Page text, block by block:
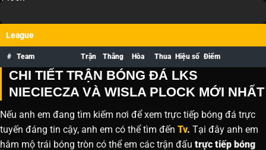
League
# Team Trận Thắng Hòa Thua Hiệu số Điểm
CHI TIẾT TRẬN BÓNG ĐÁ LKS
NIECIECZA VÀ WISLA PLOCK MỚI NHẤT
Nếu anh em đang tìm kiếm nơi để xem trực tiếp bóng đá trực
tuyến đáng tin cậy, anh em có thể tìm đến Tv. Tại đây anh em
hâm mộ trái bóng tròn có thể em các trận đấu trực tiếp bóng